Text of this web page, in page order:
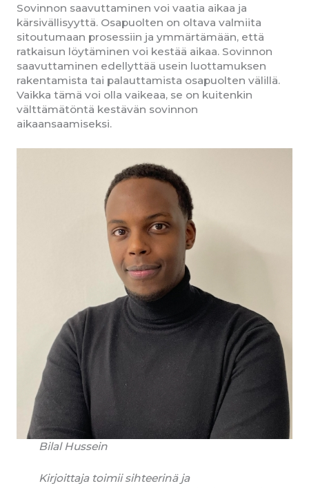
Sovinnon saavuttaminen voi vaatia aikaa ja
kärsivällisyyttä. Osapuolten on oltava valmiita
sitoutumaan prosessiin ja ymmärtämään, että
ratkaisun löytäminen voi kestää aikaa. Sovinnon
saavuttaminen edellyttää usein luottamuksen
rakentamista tai palauttamista osapuolten välillä.
Vaikka tämä voi olla vaikeaa, se on kuitenkin
välttämätöntä kestävän sovinnon
aikaansaamiseksi.
Bilal Hussein
Kirjoittaja toimii sihteerinä ja